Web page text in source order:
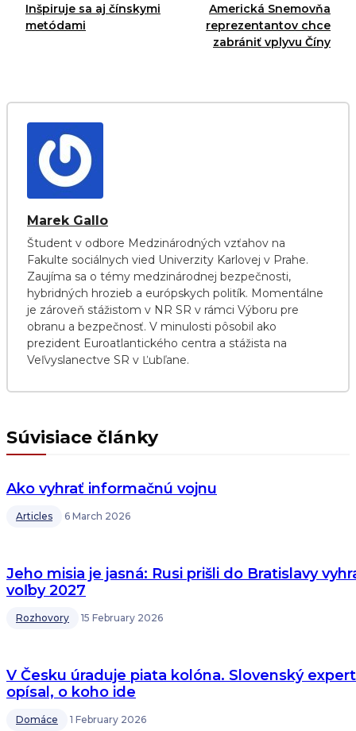
Inšpiruje sa aj čínskymi
metódami
Americká Snemovňa
reprezentantov chce
zabrániť vplyvu Číny
Marek Gallo
Študent v odbore Medzinárodných vzťahov na
Fakulte sociálnych vied Univerzity Karlovej v Prahe.
Zaujíma sa o témy medzinárodnej bezpečnosti,
hybridných hrozieb a európskych politík. Momentálne
je zároveň stážistom v NR SR v rámci Výboru pre
obranu a bezpečnosť. V minulosti pôsobil ako
prezident Euroatlantického centra a stážista na
Veľvyslanectve SR v Ľubľane.
Súvisiace články
Ako vyhrať informačnú vojnu
Articles 6 March 2026
Jeho misia je jasná: Rusi prišli do Bratislavy
voľby 2027
Rozhovory 15 February 2026
V Česku úraduje piata kolóna. Slovenský expert
opísal, o koho ide
Domáce 1 February 2026